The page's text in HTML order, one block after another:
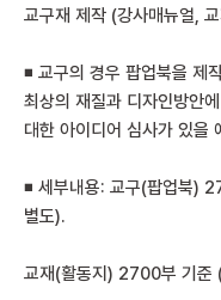
교구재 제작 (강사매뉴얼,
◾ 교구의 경우 팝업북을 제
최상의 재질과 디자인방안
대한 아이디어 심사가 있을
◾ 세부내용: 교구(팝업북)
별도).
교재(활동지) 2700부 기준